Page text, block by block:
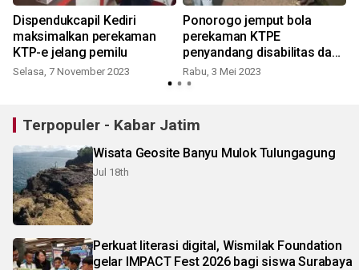
Dispendukcapil Kediri
maksimalkan perekaman
KTP-e jelang pemilu
Selasa, 7 November 2023
Ponorogo jemput bola
perekaman KTPE
penyandang disabilitas dan
ODGJ
Rabu, 3 Mei 2023
Terpopuler - Kabar Jatim
Wisata Geosite Banyu Mulok Tulungagung
Jul 18th
Perkuat literasi digital, Wismilak Foundation
gelar IMPACT Fest 2026 bagi siswa Surabaya